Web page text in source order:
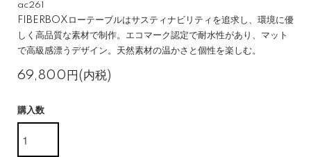
ac261
FIBERBOXローテーブルはサスティナビリティを追求し、環境に優
しく高品質な素材で制作。エコマーク認定で耐水性があり、マット
で高級感漂うデザイン。天然素材の温かさと個性を楽しむ。
69,800円(内税)
購入数